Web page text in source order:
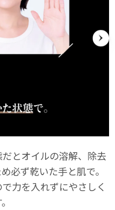
とオイルの溶解、除去
必ず乾いた手と肌で。
力を入れずにやさしく